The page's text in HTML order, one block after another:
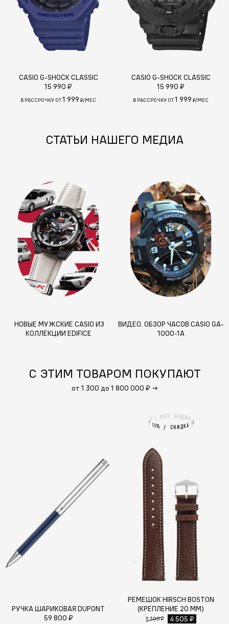
CASIO G-SHOCK CLASSIC
15 990 ₽
В РАССРОЧКУ ОТ1 999 ₽/МЕС
CASIO G-SHOCK CLASSIC
15 990 ₽
В РАССРОЧКУ ОТ1 999 ₽/МЕС
СТАТЬИ НАШЕГО МЕДИА
НОВЫЕ МУЖСКИЕ CASIO ИЗ
КОЛЛЕКЦИИ EDIFICE
ВИДЕО. ОБЗОР ЧАСОВ CASIO GA-
1000-1A
С ЭТИМ ТОВАРОМ ПОКУПАЮТ
от 1 300 до 1 800 000 ₽ →
РУЧКА ШАРИКОВАЯ DUPONT
59 800 ₽
СКИДКА 15%
С
К
И
Д
К
А
1
5
%
/
С
К
ИА 15% /
РЕМЕШОК HIRSCH BOSTON
(КРЕПЛЕНИЕ 20 ММ)
5 300 ₽ 4 505 ₽